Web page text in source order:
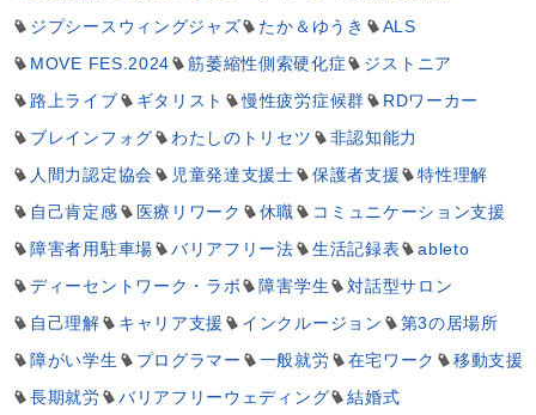
ジプシースウィングジャズ
たか＆ゆうき
ALS
MOVE FES.2024
筋萎縮性側索硬化症
ジストニア
路上ライブ
ギタリスト 慢性疲労症候群
RDワーカー
ブレインフォグ
わたしのトリセツ
非認知能力
人間力認定協会
児童発達支援士 保護者支援
特性理解
自己肯定感
医療リワーク 休職
コミュニケーション支援
障害者用駐車場
バリアフリー法 生活記録表
ableto
ディーセントワーク・ラボ
障害学生
対話型サロン
自己理解
キャリア支援 インクルージョン
第3の居場所
障がい学生
プログラマー 一般就労 在宅ワーク
移動支援
長期就労
バリアフリーウェディング
結婚式